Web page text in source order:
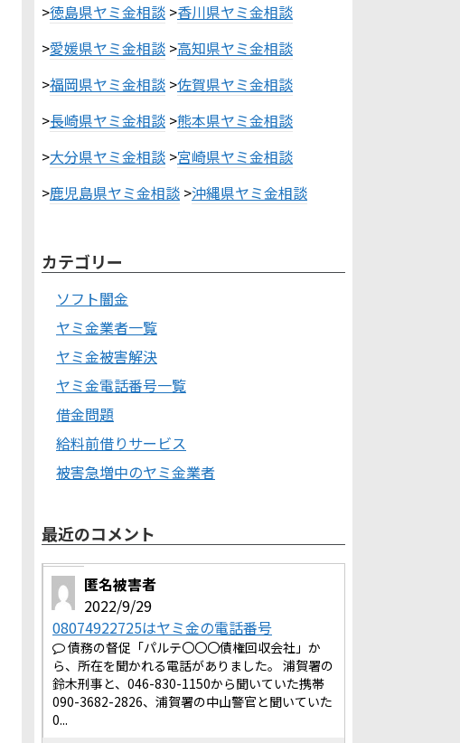
>徳島県ヤミ金相談 >香川県ヤミ金相談
>愛媛県ヤミ金相談 >高知県ヤミ金相談
>福岡県ヤミ金相談 >佐賀県ヤミ金相談
>長崎県ヤミ金相談 >熊本県ヤミ金相談
>大分県ヤミ金相談 >宮崎県ヤミ金相談
>鹿児島県ヤミ金相談 >沖縄県ヤミ金相談
カテゴリー
ソフト闇金
ヤミ金業者一覧
ヤミ金被害解決
ヤミ金電話番号一覧
借金問題
給料前借りサービス
被害急増中のヤミ金業者
最近のコメント
匿名被害者
2022/9/29
08074922725はヤミ金の電話番号
債務の督促「パルテ〇〇〇債権回収会社」か
ら、所在を聞かれる電話がありました。 浦賀署の
鈴木刑事と、046-830-1150から聞いていた携帯
090-3682-2826、浦賀署の中山警官と聞いていた
0...